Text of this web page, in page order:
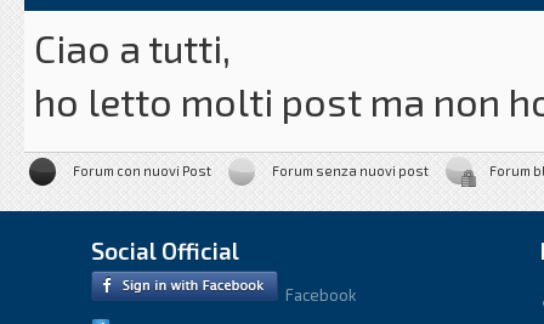
Ciao a tutti,
ho letto molti post ma non
circuitale/foto che
batteria 9v come
C'è qualche buon'anima
Forum con nuovi Post Forum senza nuovi post Forum
Social Official
Facebook